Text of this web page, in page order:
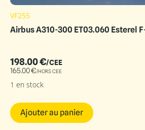
VF255
Airbus A310-300 ET03.060 Esterel
198.00€/CEE
165.00€/HORS CEE
1 en stock
Ajouter au panier